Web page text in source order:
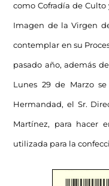
como Cofradía de
Imagen de la Virgen
contemplar en su
pasado año, además
Lunes 29 de Marzo
Hermandad, el Sr.
Martínez, para hacer
utilizada para la